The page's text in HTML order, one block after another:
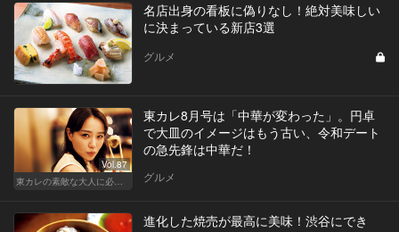
名店出身の看板に偽りなし！絶対美味しい
に決まっている新店3選
グルメ
Vol.87
東カレの素敵な大人に必要なこと
東カレ8月号は「中華が変わった」。円卓
で大皿のイメージはもう古い、令和デート
の急先鋒は中華だ！
グルメ
進化した焼売が最高に美味！渋谷にでき